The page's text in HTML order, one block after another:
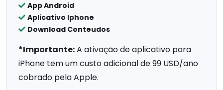
App Android
Aplicativo Iphone
Download Conteudos
*Importante:A ativação de aplicativo para
iPhone tem um custo adicional de 99 USD/ano
cobrado pela Apple.